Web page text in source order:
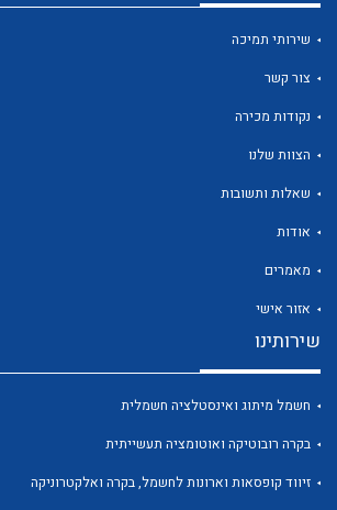
שירותי תמיכה
צור קשר
נקודות מכירה
הצוות שלנו
שאלות ותשובות
אודות
מאמרים
אזור אישי
שירותינו
חשמל מיתוג ואינסטלציה חשמלית
בקרה רובוטיקה ואוטומציה תעשייתית
זיווד קופסאות וארונות לחשמל, בקרה ואלקטרוניקה